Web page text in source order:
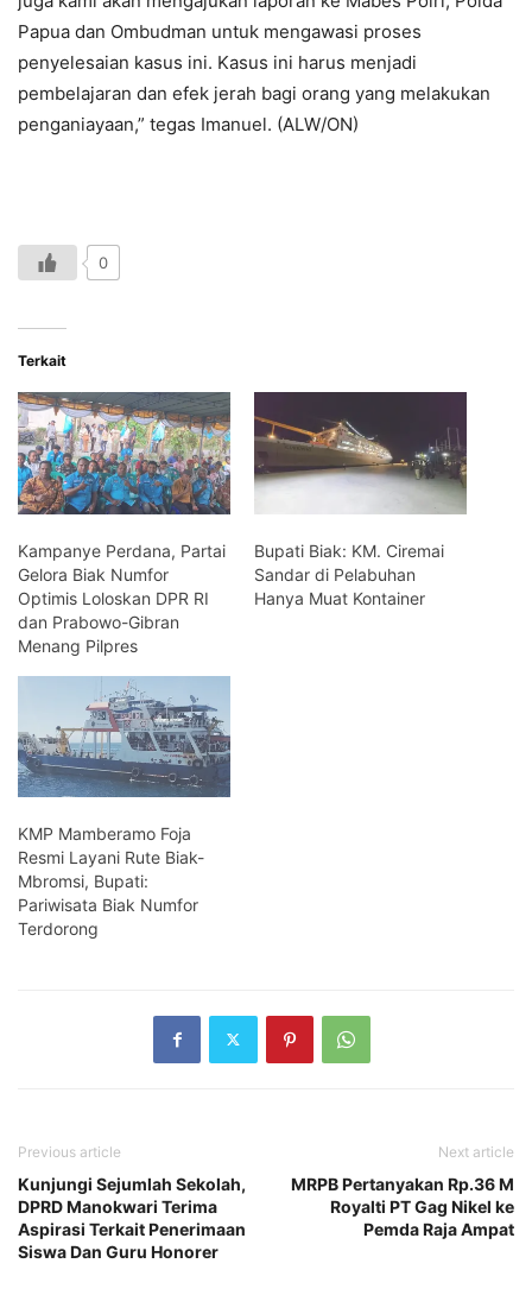
Papua dan Ombudman untuk mengawasi proses
penyelesaian kasus ini. Kasus ini harus menjadi
pembelajaran dan efek jerah bagi orang yang melakukan
penganiayaan,” tegas Imanuel. (ALW/ON)
0
Terkait
Kampanye Perdana, Partai
Gelora Biak Numfor
Optimis Loloskan DPR RI
dan Prabowo-Gibran
Menang Pilpres
Bupati Biak: KM. Ciremai
Sandar di Pelabuhan
Hanya Muat Kontainer
KMP Mamberamo Foja
Resmi Layani Rute Biak-
Mbromsi, Bupati:
Pariwisata Biak Numfor
Terdorong
Previous article
Kunjungi Sejumlah Sekolah,
DPRD Manokwari Terima
Aspirasi Terkait Penerimaan
Siswa Dan Guru Honorer
Next article
MRPB Pertanyakan Rp.36 M
Royalti PT Gag Nikel ke
Pemda Raja Ampat